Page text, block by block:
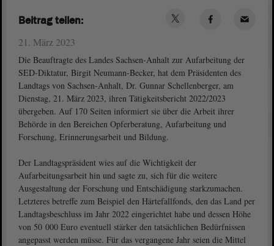
21. März 2023
Die Beauftragte des Landes Sachsen-Anhalt zur Aufarbeitung der
SED-Diktatur, Birgit Neumann-Becker, hat dem Präsidenten des
Landtags von Sachsen-Anhalt, Dr. Gunnar Schellenberger, am
Dienstag, 21. März 2023, ihren Tätigkeitsbericht 2022/2023
übergeben. Auf 170 Seiten informiert sie über die Arbeit ihrer
Behörde in den Bereichen Opferberatung, Aufarbeitung und
Forschung, Erinnerungsarbeit und Bildung.
Der Landtagspräsident wies auf die Wichtigkeit der
Aufarbeitungsarbeit hin und sagte zu, sich für die weitere
Ausgestaltung der Forschung und Entschädigung starkzumachen.
Letzteres betreffe zum Beispiel den Härtefallfonds, den das Land per
Landtagsbeschluss im Jahr 2022 eingerichtet habe und dessen Höhe
von 50 000 Euro eventuell stärker den tatsächlichen Bedürfnissen
angepasst werden müsse. Für das vergangene Jahr seien die Mittel
Beitrag teilen: